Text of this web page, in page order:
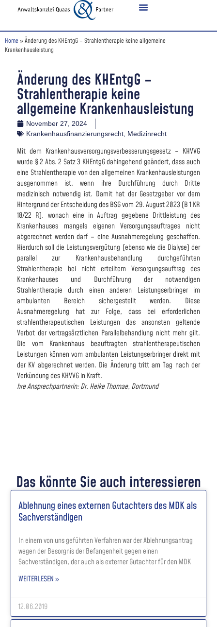
Home »Änderung des KHEntgG – Strahlentherapie keine allgemeine
Krankenhausleistung
Änderung des KHEntgG –
Strahlentherapie keine
allgemeine Krankenhausleistung
November 27, 2024
Krankenhausfinanzierungsrecht Medizinrecht
Mit dem Krankenhausversorgungsverbesserungsgesetz – KHVVG
wurde § 2 Abs. 2 Satz 3 KHEntgG dahingehend geändert, dass auch
eine Strahlentherapie von den allgemeinen Krankenhausleistungen
ausgenommen ist, wenn ihre Durchführung durch Dritte
medizinisch notwendig ist. Damit hat der Gesetzgeber vor dem
Hintergrund der Entscheidung des BSG vom 29. August 2023 (B 1 KR
18/22 R), wonach eine in Auftrag gegebene Drittleistung des
Krankenhauses mangels eigenen Versorgungsauftrages nicht
abgerechnet werden darf – eine Ausnahmeregelung geschaffen.
Hierdurch soll die Leistungsvergütung (ebenso wie die Dialyse) der
parallel zur Krankenhausbehandlung durchgeführten
Strahlentherapie bei nicht erteiltem Versorgungsauftrag des
Krankenhauses und Durchführung der notwendigen
Strahlentherapie durch einen anderen Leistungserbringer im
ambulanten Bereich sichergestellt werden. Diese
Ausnahmeregelung hat zur Folge, dass bei erforderlichen
strahlentherapeutischen Leistungen das ansonsten geltende
Verbot der vertragsärztlichen Parallelbehandlung nicht mehr gilt.
Die vom Krankenhaus beauftragten strahlentherapeutischen
Leistungen können vom ambulanten Leistungserbringer direkt mit
der KV abgerechnet werden. Die Änderung tritt am Tag nach der
Verkündung des KHVVG in Kraft.
hre Ansprechpartnerin: Dr. Heike Thomae, Dortmund
Das könnte Sie auch interessieren
Ablehnung eines externen Gutachters des MDK als
Sachverständigen
In einem von uns geführten Verfahren war der Ablehnungsantrag
wegen der Besorgnis der Befangenheit gegen einen
Sachverständigen, der auch als externer Gutachter für den MDK
WEITERLESEN »
12.06.2019